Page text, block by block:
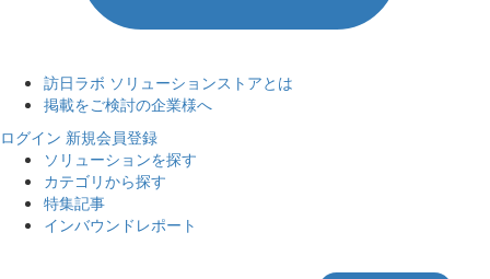
訪日ラボ ソリューションストアとは
掲載をご検討の企業様へ
ログイン 新規会員登録
ソリューションを探す
カテゴリから探す
特集記事
インバウンドレポート